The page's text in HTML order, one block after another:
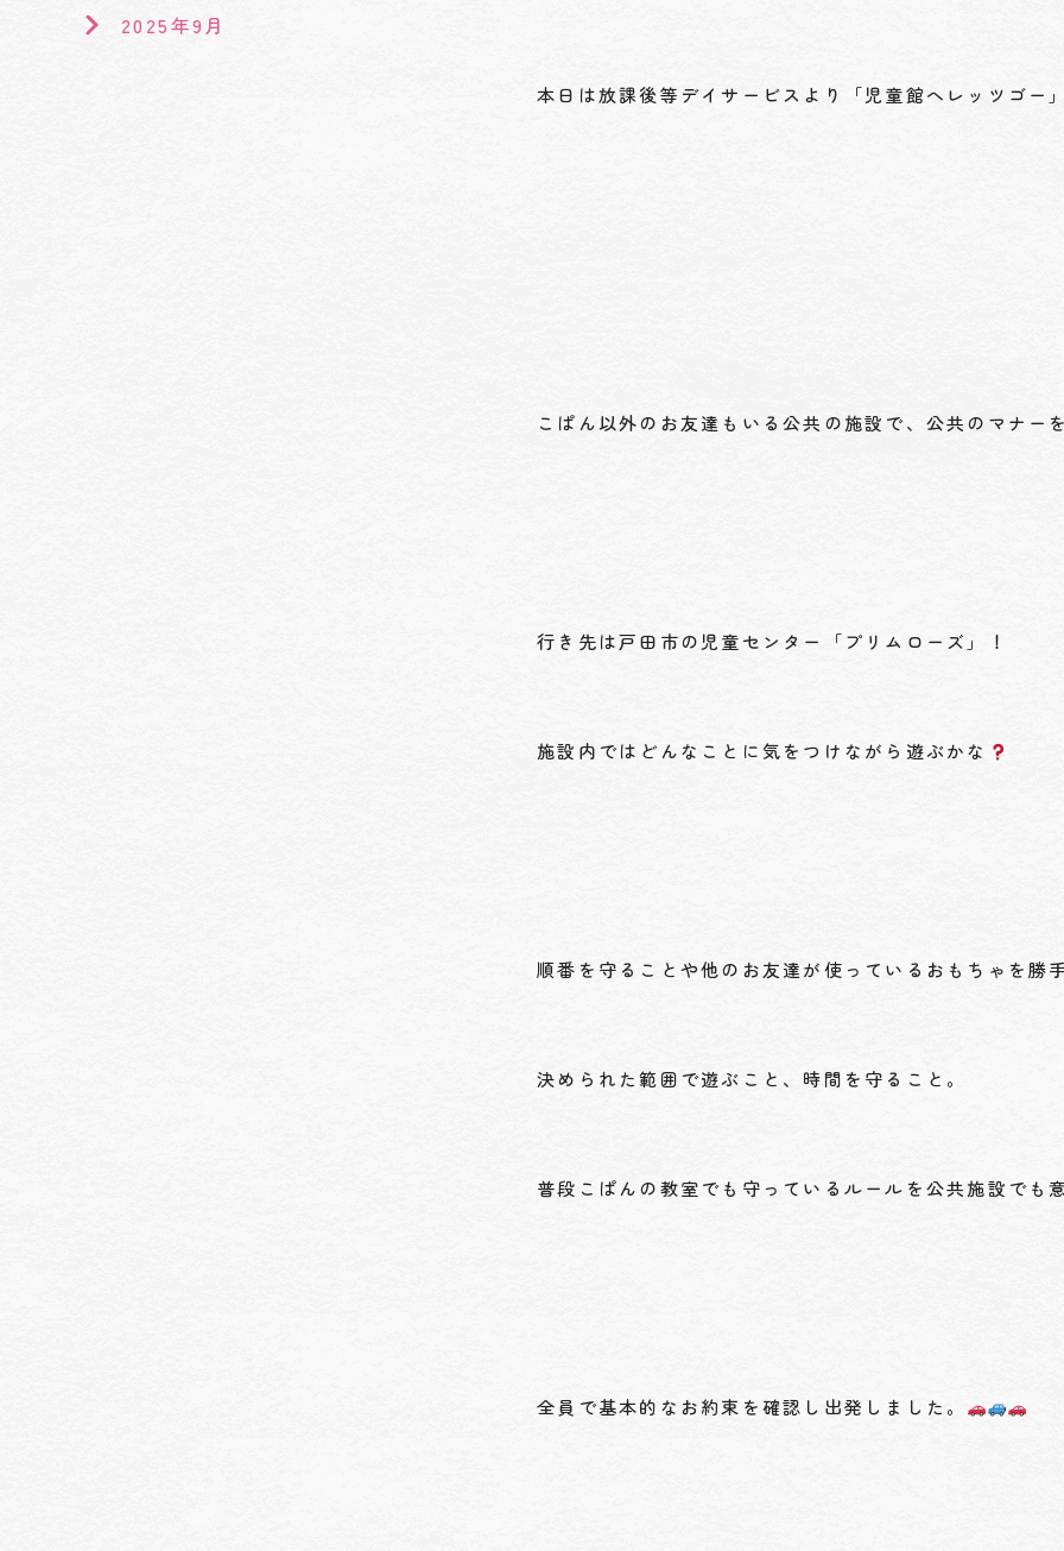
本日は放課後等デイサービスより「児童館へレッツゴー
こぱん以外のお友達もいる公共の施設で、公共のマナ
行き先は戸田市の児童センター「プリムローズ」！
施設内ではどんなことに気をつけながら遊ぶかな
順番を守ることや他のお友達が使っているおもちゃを勝
決められた範囲で遊ぶこと、時間を守ること。
普段こぱんの教室でも守っているルールを公共施設でも
全員で基本的なお約束を確認し出発しました。
2025年9月